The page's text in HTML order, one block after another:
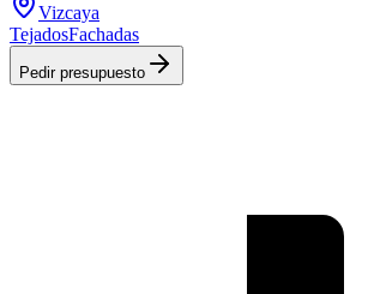
Vizcaya
TejadosFachadas
Pedir presupuesto